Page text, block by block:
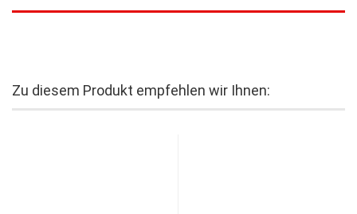
Zu diesem Produkt empfehlen wir Ihnen: